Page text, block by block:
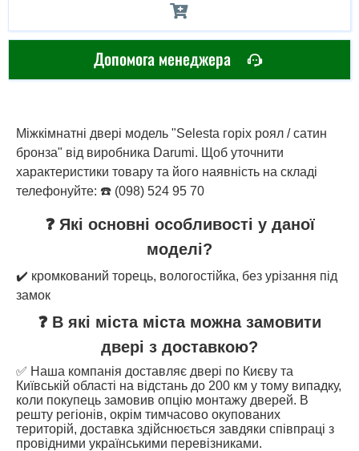
Допомога менеджера
Міжкімнатні двері модель "Selesta горіх роял / сатин
бронза" від виробника Darumi. Щоб уточнити
характеристики товару та його наявність на складі
телефонуйте: ☎️ (098) 524 95 70
❓ Які основні особливості у даної
моделі?
✔️ кромкований торець, вологостійка, без урізання під
замок
❓ В які міста міста можна замовити
двері з доставкою?
✅ Наша компанія доставляє двері по Києву та
Київській області на відстань до 200 км у тому випадку,
коли покупець замовив опцію монтажу дверей. В
решту регіонів, окрім тимчасово окупованих
територій, доставка здійснюється завдяки співпраці з
провідними українськими перевізниками.